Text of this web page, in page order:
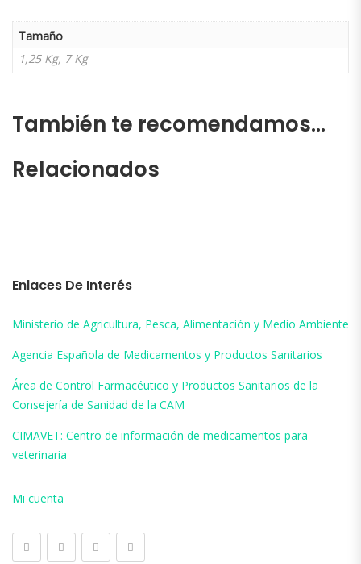
Tamaño
1,25 Kg, 7 Kg
También te recomendamos…
Relacionados
Enlaces De Interés
Ministerio de Agricultura, Pesca, Alimentación y Medio Ambiente
Agencia Española de Medicamentos y Productos Sanitarios
Área de Control Farmacéutico y Productos Sanitarios de la
Consejería de Sanidad de la CAM
CIMAVET: Centro de información de medicamentos para
veterinaria
Mi cuenta